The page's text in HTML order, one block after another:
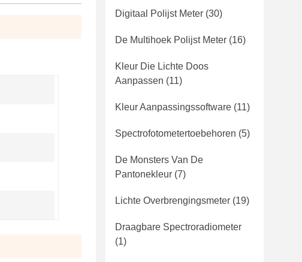
Digitaal Polijst Meter (30)
De Multihoek Polijst Meter (16)
Kleur Die Lichte Doos
Aanpassen (11)
Kleur Aanpassingssoftware (11)
Spectrofotometertoebehoren (5)
De Monsters Van De
Pantonekleur (7)
Lichte Overbrengingsmeter (19)
Draagbare Spectroradiometer
(1)